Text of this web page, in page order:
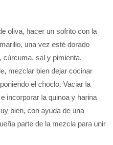
oliva, hacer un sofrito con la
una vez esté dorado
cúrcuma, sal y pimienta.
mezclar bien dejar cocinar
el choclo. Vaciar la
incorporar la quinoa y harina
bien, con ayuda de una
parte de la mezcla para unir